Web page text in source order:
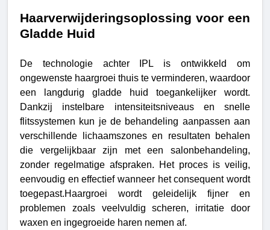
Haarverwijderingsoplossing voor een
Gladde Huid
De technologie achter IPL is ontwikkeld om
ongewenste haargroei thuis te verminderen, waardoor
een langdurig gladde huid toegankelijker wordt.
Dankzij instelbare intensiteitsniveaus en snelle
flitssystemen kun je de behandeling aanpassen aan
verschillende lichaamszones en resultaten behalen
die vergelijkbaar zijn met een salonbehandeling,
zonder regelmatige afspraken. Het proces is veilig,
eenvoudig en effectief wanneer het consequent wordt
toegepast.Haargroei wordt geleidelijk fijner en
problemen zoals veelvuldig scheren, irritatie door
waxen en ingegroeide haren nemen af.